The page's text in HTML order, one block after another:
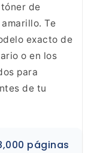
tóner de
Te
exacto de
o en los
para
de tu
páginas